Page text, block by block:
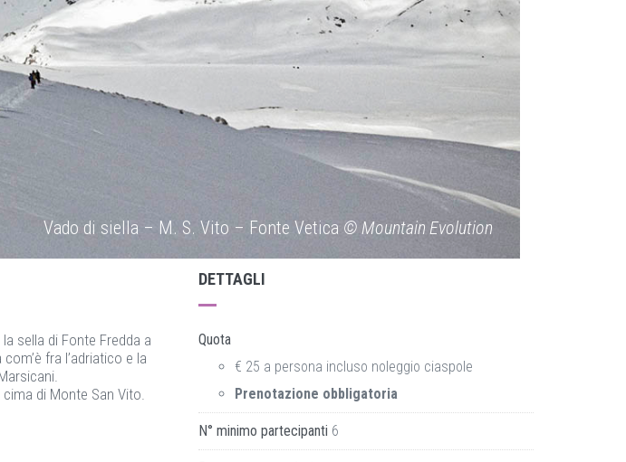
Vado di siella – M. S. Vito – Fonte Vetica © Mountain Evolution
sella di Fonte Fredda a
fra l’adriatico e la
di Monte San Vito.
DETTAGLI
Quota
€ 25 a persona incluso noleggio ciaspole
Prenotazione obbligatoria
N° minimo partecipanti 6